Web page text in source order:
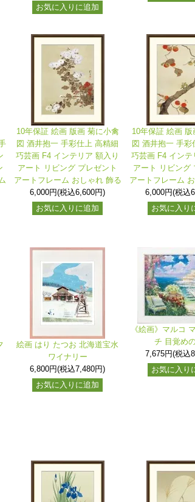
お気に入りに追加
10年保証 絵画 版画 菊に小禽
図 酒井抱一 手彩仕上 高精細
巧芸画 F4 インテリア 額入り
アート リビング プレゼント
アートフレーム おしゃれ 飾る
6,000円(税込6,600円)
お気に入りに追加
10年保証 絵画 版
図 酒井抱一 手彩
巧芸画 F4 インテ
アート リビング
アートフレーム
6,000円(税込
お気に入り
絵画 はり たつお 北海道宝水
ワイナリー
6,800円(税込7,480円)
お気に入りに追加
《絵画》マルコ
チ 目覚め
7,675円(税込
お気に入り